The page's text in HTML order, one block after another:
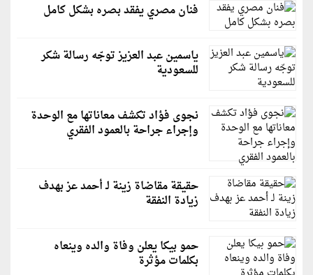
فنان مصري يفقد بصره بشكل كامل
ياسمين عبد العزيز توجّه رسالة شكر
للسعودية
نجوى فؤاد تكشف معاناتها مع الوحدة
وإجراء جراحة بالعمود الفقري
حقيقة مقاضاة زينة لـ أحمد عز بهدف
زيادة النفقة
حمو بيكا يعلن وفاة والده وينعاه
بكلمات مؤثرة